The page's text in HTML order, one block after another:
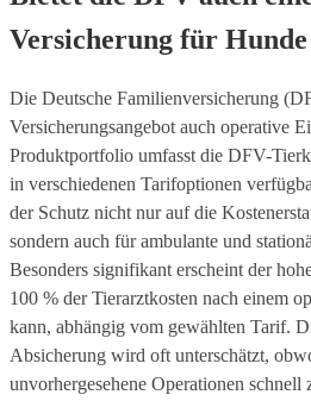
Versicherung für Hunde
Die Deutsche Familienversicherung
Versicherungsangebot auch operative
Produktportfolio umfasst die DFV-
in verschiedenen Tarifoptionen
der Schutz nicht nur auf die
sondern auch für ambulante und
Besonders signifikant erscheint der
100 % der Tierarztkosten nach einem
kann, abhängig vom gewählten Tarif.
Absicherung wird oft unterschätzt,
unvorhergesehene Operationen schnell